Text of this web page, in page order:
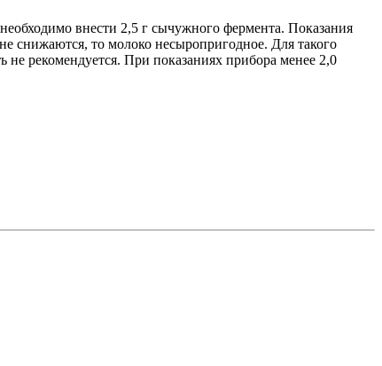
внести 2,5 г сычужного фермента. Показания
снижаются, то молоко несыропригодное. Для такого
не рекомендуется. При показаниях прибора менее 2,0